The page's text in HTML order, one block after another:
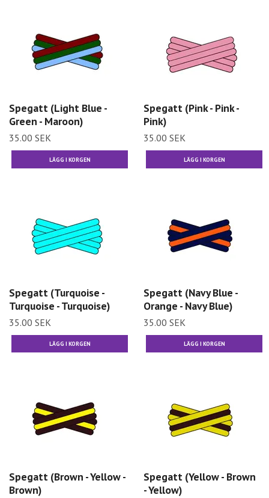
Spegatt (Light Blue -
Green - Maroon)
35.00 SEK
Spegatt (Pink - Pink -
Pink)
35.00 SEK
Spegatt (Turquoise -
Turquoise - Turquoise)
35.00 SEK
Spegatt (Navy Blue -
Orange - Navy Blue)
35.00 SEK
Spegatt (Brown - Yellow -
Brown)
Spegatt (Yellow - Brown
- Yellow)